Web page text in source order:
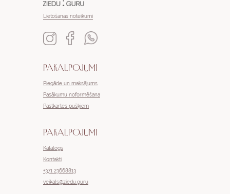
Katalogs
Piegāde un maksājums
Kontakti
+371 23668813
veikals@ziedu.guru
Pasākumu noformēšana
Pastkartes pušķiem
PAKALPOJUMI
PAKALPOJUMI
Lietošanas noteikumi